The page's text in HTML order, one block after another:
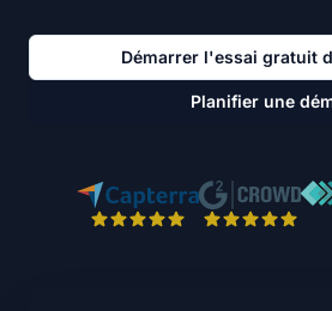
Démarrer l'essai gratuit
Planifier une